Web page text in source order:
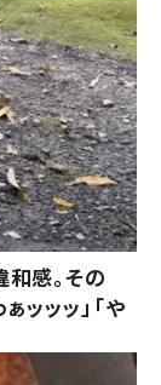
感。その
ッッッ」「や